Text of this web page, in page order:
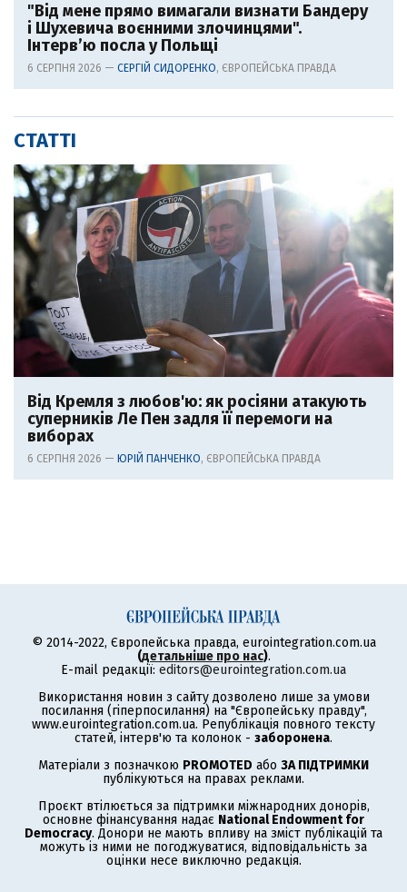
"Від мене прямо вимагали визнати Бандеру
і Шухевича воєнними злочинцями".
Інтерв’ю посла у Польщі
6 СЕРПНЯ 2026 — СЕРГІЙ СИДОРЕНКО, ЄВРОПЕЙСЬКА ПРАВДА
СТАТТІ
Від Кремля з любов'ю: як росіяни атакують
суперників Ле Пен задля її перемоги на
виборах
6 СЕРПНЯ 2026 — ЮРІЙ ПАНЧЕНКО, ЄВРОПЕЙСЬКА ПРАВДА
© 2014-2022, Європейська правда, eurointegration.com.ua
(детальніше про нас).
E-mail редакції: editors@eurointegration.com.ua
Використання новин з сайту дозволено лише за умови
посилання (гіперпосилання) на "Європейську правду",
www.eurointegration.com.ua. Републікація повного тексту
статей, інтерв'ю та колонок - заборонена.
Матеріали з позначкою PROMOTED або ЗА ПІДТРИМКИ
публікуються на правах реклами.
Проєкт втілюється за підтримки міжнародних донорів,
основне фінансування надає National Endowment for
Democracy. Донори не мають впливу на зміст публікацій та
можуть із ними не погоджуватися, відповідальність за
оцінки несе виключно редакція.